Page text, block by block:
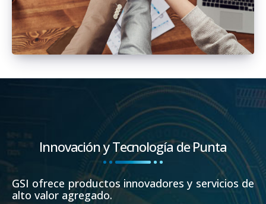
Innovación y Tecnología de Punta
GSI ofrece productos innovadores y servicios de
alto valor agregado.